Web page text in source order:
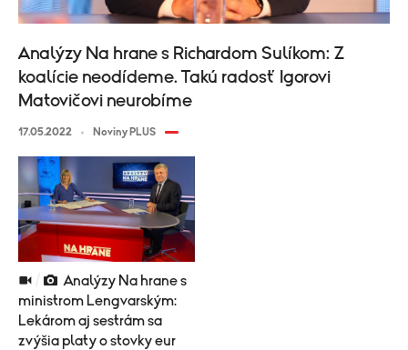
Analýzy Na hrane s Richardom Sulíkom: Z
koalície neodídeme. Takú radosť Igorovi
Matovičovi neurobíme
17.05.2022 Noviny PLUS
ministrom Lengvarským:
Lekárom aj sestrám sa
zvýšia platy o stovky eur